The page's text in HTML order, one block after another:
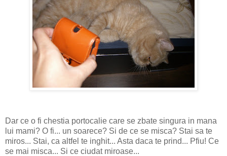
Dar ce o fi chestia portocalie care se zbate singura in mana
lui mami? O fi... un soarece? Si de ce se misca? Stai sa te
miros... Stai, ca altfel te inghit... Asta daca te prind... Pfiu! Ce
se mai misca... Si ce ciudat miroase...